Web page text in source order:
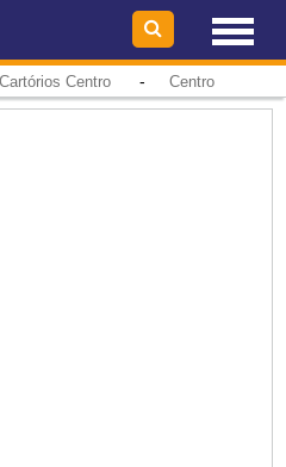
Cartórios Centro- Centro